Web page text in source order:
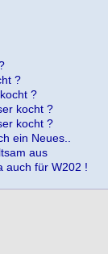
?
?
kocht ?
kocht ?
ein Neues..
aus
auch für W202 !